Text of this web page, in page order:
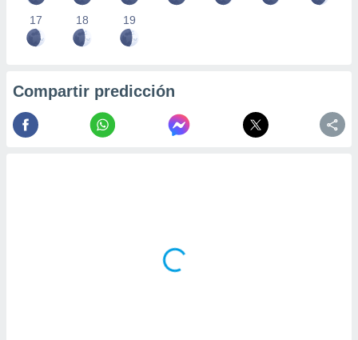
17 18 19
Compartir predicción